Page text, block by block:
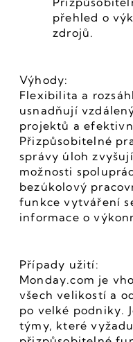
přehled o
zdrojů.
Výhody:
Flexibilita a
usnadňují
projektů a
Přizpůsobitelné
správy úloh
možnosti
bezúkolový
funkce vytváření
informace o
Případy užití:
Monday.com je
všech velikostí a
po velké podniky.
týmy, které